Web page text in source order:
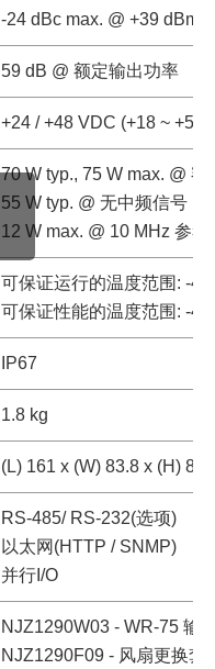
-24 dBc max. @ +39 dBm
59 dB @ 额定输出功率
+24 / +48 VDC (+18 ~ +54
70 W typ., 75 W max. @ 额
55 W typ. @ 无中频信号
12 W max. @ 10 MHz 参
可保证运行的温度范围: -
可保证性能的温度范围: -
IP67
1.8 kg
(L) 161 x (W) 83.8 x (H)
RS-485/ RS-232(选项)
以太网(HTTP / SNMP)
并行I/O
NJZ1290W03 - WR-75 输
NJZ1290F09 - 风扇更换套